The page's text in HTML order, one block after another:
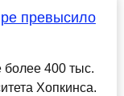
превысило
более 400 тыс.
Хопкинса.